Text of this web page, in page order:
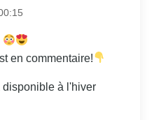
en commentaire!
disponible à l'hiver